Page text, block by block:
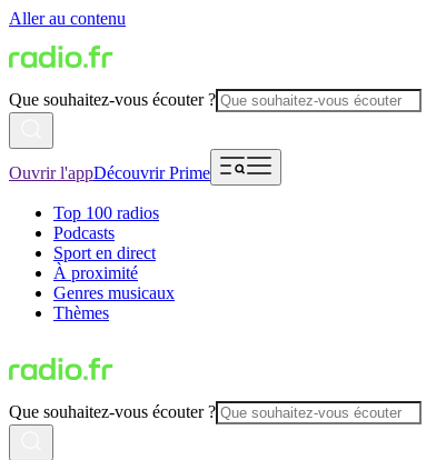
Aller au contenu
Que souhaitez-vous écouter ?
Ouvrir l'appDécouvrir Prime
Top 100 radios
Podcasts
Sport en direct
À proximité
Genres musicaux
Thèmes
Que souhaitez-vous écouter ?